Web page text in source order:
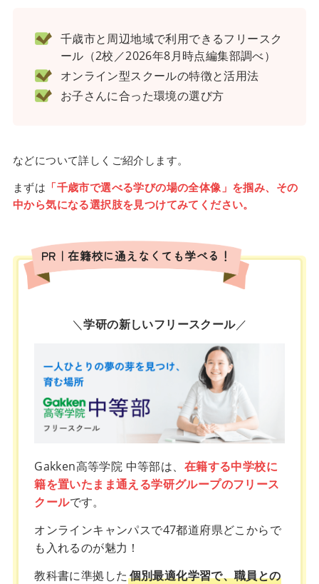
千歳市と周辺地域で利用できるフリースク
ール（2校／2026年8月時点編集部調べ）
オンライン型スクールの特徴と活用法
お子さんに合った環境の選び方
などについて詳しくご紹介します。
まずは 「千歳市で選べる学びの場の全体像」を掴み、その
中から気になる選択肢を見つけてみてください。
PR｜在籍校に通えなくても学べる！
＼学研の新しいフリースクール／
Gakken高等学院 中等部は、 在籍する中学校に
籍を置いたまま通える学研グループのフリース
クールです。
オンラインキャンパスで47都道府県どこからで
も入れるのが魅力！
教科書に準拠した 個別最適化学習で、職員との